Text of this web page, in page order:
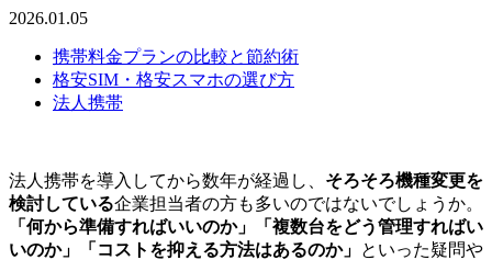
2026.01.05
携帯料金プランの比較と節約術
格安SIM・格安スマホの選び方
法人携帯
法人携帯を導入してから数年が経過し、 そろそろ機種変更を
検討している企業担当者の方も多いのではないでしょうか。
「何から準備すればいいのか」「複数台をどう管理すればい
いのか」「コストを抑える方法はあるのか」 といった疑問や